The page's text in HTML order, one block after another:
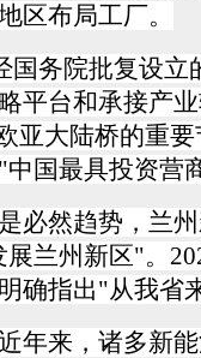
区布局工厂。
国务院批复设
平台和承接产
亚大陆桥的重
"中国最具投资营
必然趋势，兰
兰州新区"。
确指出"从我
年来，诸多新